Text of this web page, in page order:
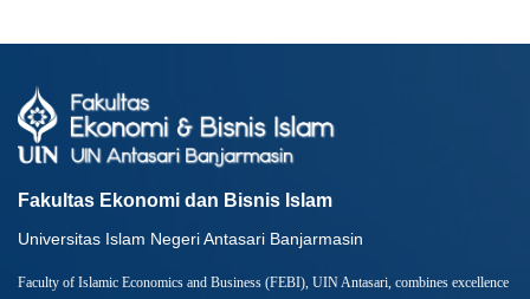
Fakultas Ekonomi dan Bisnis Islam
Universitas Islam Negeri Antasari Banjarmasin
Faculty of Islamic Economics and Business (FEBI), UIN Antasari, combines excellence